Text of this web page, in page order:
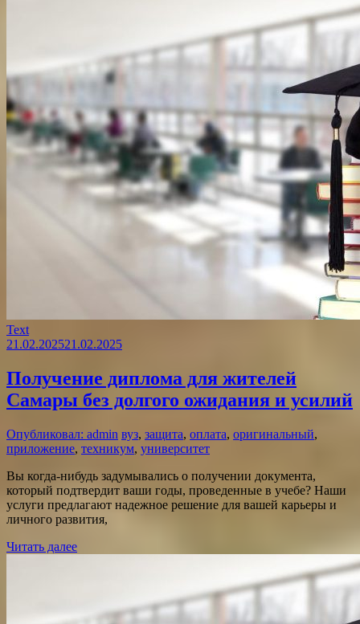
Text
21.02.202521.02.2025
Получение диплома для жителей
Самары без долгого ожидания и усилий
Опубликовал: admin вуз, защита, оплата, оригинальный,
приложение, техникум, университет
Вы когда-нибудь задумывались о получении документа,
который подтвердит ваши годы, проведенные в учебе? Наши
услуги предлагают надежное решение для вашей карьеры и
личного развития,
Читать далее